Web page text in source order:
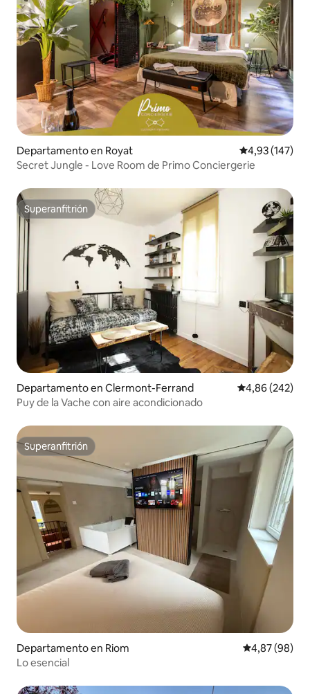
Departamento en Royat Calificación
4,93 (147)
Secret Jungle - Love Room de Primo Conciergerie
Superanfitrión
Superanfitrión
Departamento en Clermont-Ferrand Calificación
4,86 (242)
Puy de la Vache con aire acondicionado
Superanfitrión
Superanfitrión
Departamento en Riom Calificación
4,87 (98)
Lo esencial